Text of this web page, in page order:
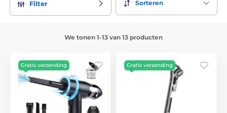
Filter Sorteren
We tonen 1-13 van 13 producten
Gratis verzending Gratis verzending